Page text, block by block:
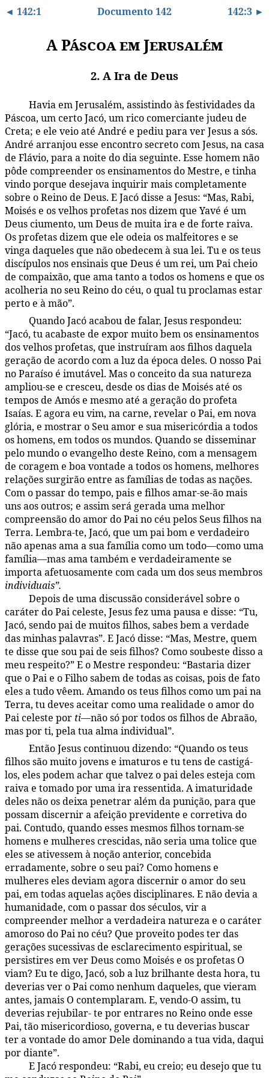
◄ 142:1 Documento 142 142:3 ►
A Páscoa em Jerusalém
2. A Ira de Deus
Havia em Jerusalém, assistindo às festividades da
Páscoa, um certo Jacó, um rico comerciante judeu de
Creta; e ele veio até André e pediu para ver Jesus a sós.
André arranjou esse encontro secreto com Jesus, na casa
de Flávio, para a noite do dia seguinte. Esse homem não
pôde compreender os ensinamentos do Mestre, e tinha
vindo porque desejava inquirir mais completamente
sobre o Reino de Deus. E Jacó disse a Jesus: “Mas, Rabi,
Moisés e os velhos profetas nos dizem que Yavé é um
Deus ciumento, um Deus de muita ira e de forte raiva.
Os profetas dizem que ele odeia os malfeitores e se
vinga daqueles que não obedecem à sua lei. Tu e os teus
discípulos nos ensinais que Deus é um rei, um Pai cheio
de compaixão, que ama tanto a todos os homens e que os
acolheria no seu Reino do céu, o qual tu proclamas estar
perto e à mão”.
Quando Jacó acabou de falar, Jesus respondeu:
“Jacó, tu acabaste de expor muito bem os ensinamentos
dos velhos profetas, que instruíram aos filhos daquela
geração de acordo com a luz da época deles. O nosso Pai
no Paraíso é imutável. Mas o conceito da sua natureza
ampliou-se e cresceu, desde os dias de Moisés até os
tempos de Amós e mesmo até a geração do profeta
Isaías. E agora eu vim, na carne, revelar o Pai, em nova
glória, e mostrar o Seu amor e sua misericórdia a todos
os homens, em todos os mundos. Quando se disseminar
pelo mundo o evangelho deste Reino, com a mensagem
de coragem e boa vontade a todos os homens, melhores
relações surgirão entre as famílias de todas as nações.
Com o passar do tempo, pais e filhos amar-se-ão mais
uns aos outros; e assim será gerada uma melhor
compreensão do amor do Pai no céu pelos Seus filhos na
Terra. Lembra-te, Jacó, que um pai bom e verdadeiro
não apenas ama a sua família como um todo—como uma
família—mas ama também e verdadeiramente se
importa afetuosamente com cada um dos seus membros
individuais”.
Depois de uma discussão considerável sobre o
caráter do Pai celeste, Jesus fez uma pausa e disse: “Tu,
Jacó, sendo pai de muitos filhos, sabes bem a verdade
das minhas palavras”. E Jacó disse: “Mas, Mestre, quem
te disse que sou pai de seis filhos? Como soubeste disso a
meu respeito?” E o Mestre respondeu: “Bastaria dizer
que o Pai e o Filho sabem de todas as coisas, pois de fato
eles a tudo vêem. Amando os teus filhos como um pai na
Terra, tu deves aceitar como uma realidade o amor do
Pai celeste por ti—não só por todos os filhos de Abraão,
mas por ti, pela tua alma individual”.
Então Jesus continuou dizendo: “Quando os teus
filhos são muito jovens e imaturos e tu tens de castigá-
los, eles podem achar que talvez o pai deles esteja com
raiva e tomado por uma ira ressentida. A imaturidade
deles não os deixa penetrar além da punição, para que
possam discernir a afeição previdente e corretiva do
pai. Contudo, quando esses mesmos filhos tornam-se
homens e mulheres crescidas, não seria uma tolice que
eles se ativessem à noção anterior, concebida
erradamente, sobre o seu pai? Como homens e
mulheres eles deviam agora discernir o amor do seu
pai, em todas aquelas ações disciplinares. E não devia a
humanidade, com o passar dos séculos, vir a
compreender melhor a verdadeira natureza e o caráter
amoroso do Pai no céu? Que proveito podes ter das
gerações sucessivas de esclarecimento espiritual, se
persistires em ver Deus como Moisés e os profetas O
viam? Eu te digo, Jacó, sob a luz brilhante desta hora, tu
deverias ver o Pai como nenhum daqueles, que vieram
antes, jamais O contemplaram. E, vendo-O assim, tu
deverias rejubilar- te por entrares no Reino onde esse
Pai, tão misericordioso, governa, e tu deverias buscar
ter a vontade do amor Dele dominando a tua vida, daqui
por diante”.
E Jacó respondeu: “Rabi, eu creio; eu desejo que tu